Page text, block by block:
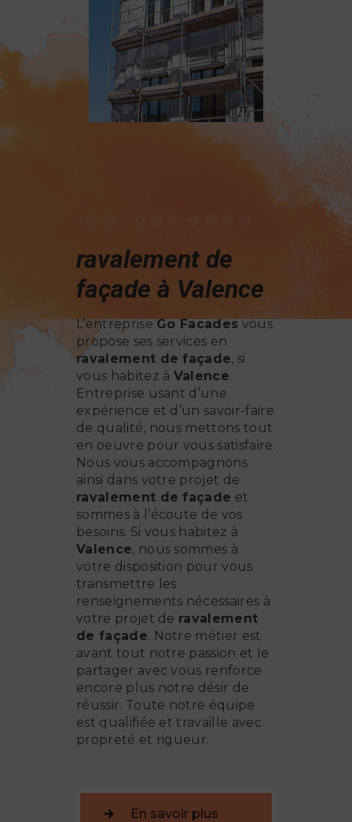
ravalement de
façade à Valence
L’entrepriseGo Facadesvous
propose ses services en
ravalement de façade, si
vous habitez à Valence.
Entreprise usant d’une
expérience et d’un savoir-faire
de qualité, nous mettons tout
en oeuvre pour vous satisfaire.
Nous vous accompagnons
ainsi dans votre projet de
ravalement de façade et
sommes à l’écoute de vos
besoins. Si vous habitez à
Valence, nous sommes à
votre disposition pour vous
transmettre les
renseignements nécessaires à
votre projet de ravalement
de façade. Notre métier est
avant tout notre passion et le
partager avec vous renforce
encore plus notre désir de
réussir. Toute notre équipe
est qualifiée et travaille avec
propreté et rigueur.
En savoir plus